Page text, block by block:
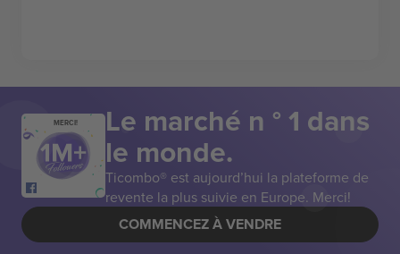
MERCI! Le marché n ° 1 dans
le monde.
Ticombo® est aujourd’hui la plateforme de
revente la plus suivie en Europe. Merci!
COMMENCEZ À VENDRE